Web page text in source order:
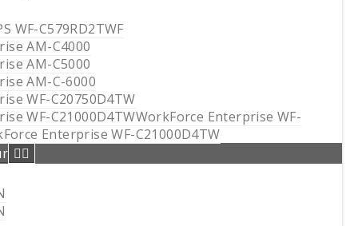
WF-C579RD2TWF
AM-C4000
AM-C5000
AM-C-6000
WF-C20750D4TW
WF-C21000D4TWWorkForce Enterprise WF-
Enterprise WF-C21000D4TW